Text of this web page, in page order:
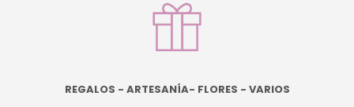
REGALOS - ARTESANÍA- FLORES - VARIOS